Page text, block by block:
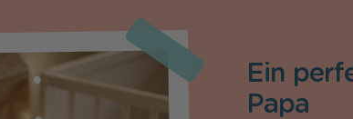
Ein
Papa